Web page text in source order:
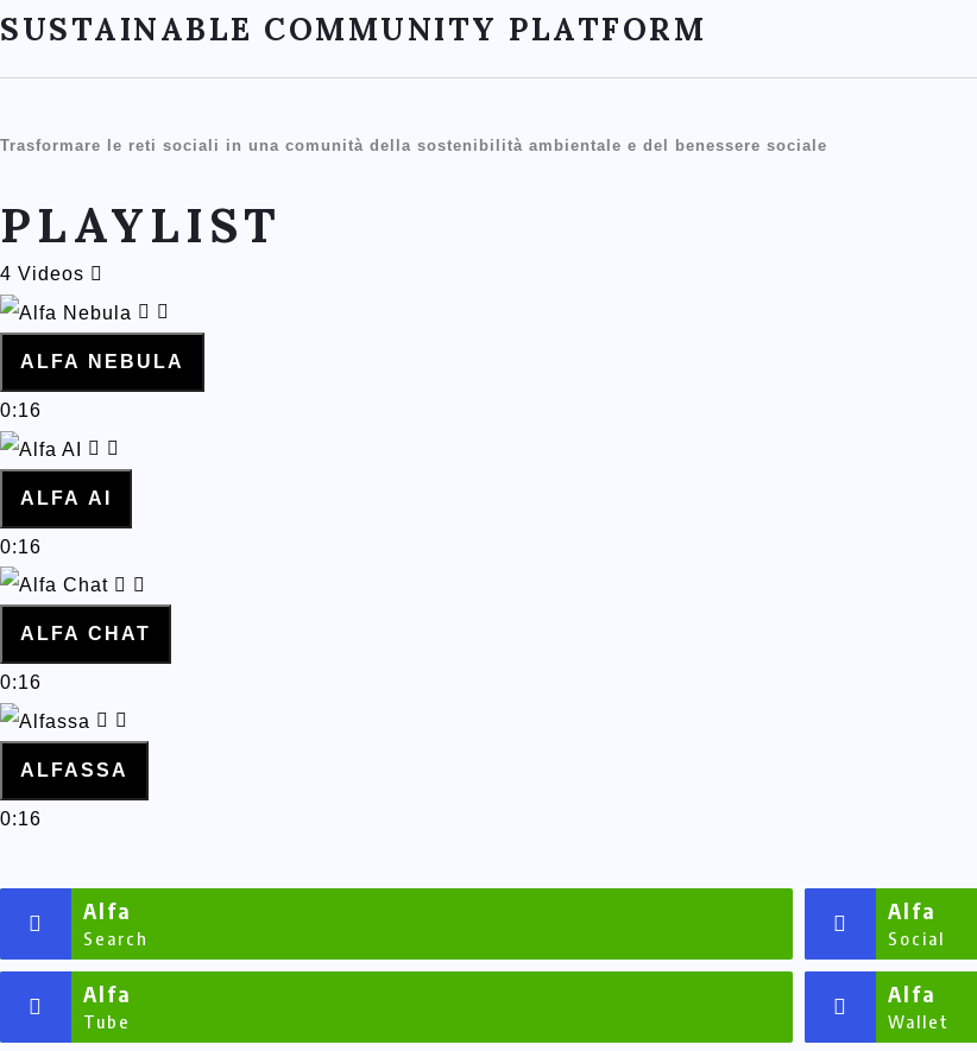
SUSTAINABLE COMMUNITY PLATFORM
Trasformare le reti sociali in una comunità della sostenibilità ambientale e del benessere sociale
PLAYLIST
4 Videos
ALFA NEBULA
0:16
ALFA AI
0:16
ALFA CHAT
0:16
ALFASSA
0:16
Alfa
Search
Alfa
Social
Alfa
Tube
Alfa
Wallet